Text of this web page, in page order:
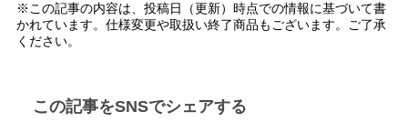
※この記事の内容は、投稿日（更新）時点での情報に基づいて書
かれています。仕様変更や取扱い終了商品もございます。ご了承
ください。
この記事をSNSでシェアする